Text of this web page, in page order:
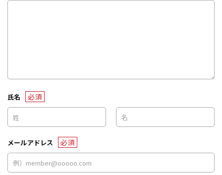
氏名 必須
メールアドレス 必須